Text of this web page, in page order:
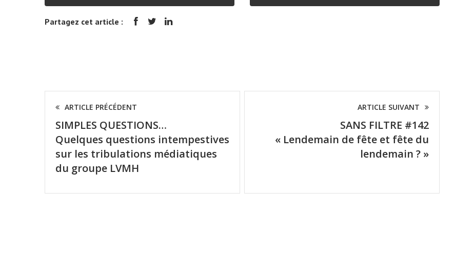
Partagez cet article :
ARTICLE PRÉCÉDENT
SIMPLES QUESTIONS…
Quelques questions intempestives
sur les tribulations médiatiques
du groupe LVMH
ARTICLE SUIVANT
SANS FILTRE #142
« Lendemain de fête et fête du
lendemain ? »